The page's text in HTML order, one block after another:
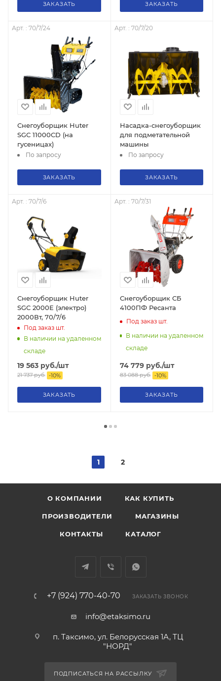
ЗАКАЗАТЬ ЗАКАЗАТЬ
Арт. : 70/7/24
Снегоуборщик Huter
SGC 11000CD (на
гусеницах)
По запросу
ЗАКАЗАТЬ
Арт. : 70/7/20
Насадка-снегоуборщик
для подметательной
машины
По запросу
ЗАКАЗАТЬ
Арт. : 70/7/6
Снегоуборщик Huter
SGC 2000E (электро)
2000Вт, 70/7/6
Под заказ шт.
В наличии на удаленном
складе
19 563 руб./шт
21 737руб. -10%
ЗАКАЗАТЬ
Арт. : 70/7/31
Снегоуборщик СБ
4100ПФ Ресанта
Под заказшт.
В наличии на удаленном
складе
74 779руб./шт
83 088руб. -10%
ЗАКАЗАТЬ
1 2
О КОМПАНИИ КАК КУПИТЬ
ПРОИЗВОДИТЕЛИ МАГАЗИНЫ
КОНТАКТЫ КАТАЛОГ
+7 (924) 770-40-70 ЗАКАЗАТЬ ЗВОНОК
info@etaksimo.ru
п. Таксимо, ул. Белорусская 1А, ТЦ
"НОРД"
ПОДПИСАТЬСЯ НА РАССЫЛКУ